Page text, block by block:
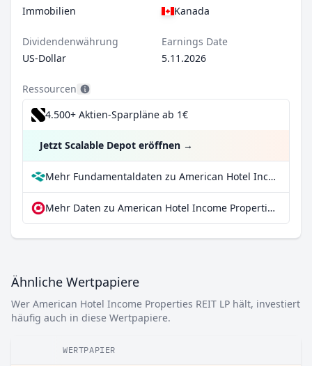
Immobilien
Kanada
Dividendenwährung
US-Dollar
Earnings Date
5.11.2026
Ressourcen
4.500+ Aktien-Sparpläne ab 1€
Jetzt Scalable Depot eröffnen →
Mehr Fundamentaldaten zu American Hotel Income Properties REIT LP bei Parqet
Mehr Daten zu American Hotel Income Properties REIT LP bei extraETF
Ähnliche Wertpapiere
Wer American Hotel Income Properties REIT LP hält, investiert
häufig auch in diese Wertpapiere.
WERTPAPIER